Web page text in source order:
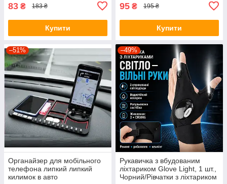
83 ₴ 183 ₴
Купити
95 ₴ 195 ₴
Купити
–51%
Органайзер для мобільного
телефона липкий липкий
килимок в авто
–49%
Рукавичка з вбудованим
ліхтариком Glove Light, 1 шт.,
Чорний/Рівчатки з ліхтариком